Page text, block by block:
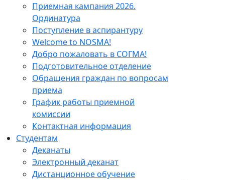
Приемная кампания 2026.
Ординатура
Поступление в аспирантуру
Welcome to NOSMA!
Добро пожаловать в СОГМА!
Подготовительное отделение
Обращения граждан по вопросам
приема
График работы приемной
комиссии
Контактная информация
Студентам
Деканаты
Электронный деканат
Дистанционное обучение